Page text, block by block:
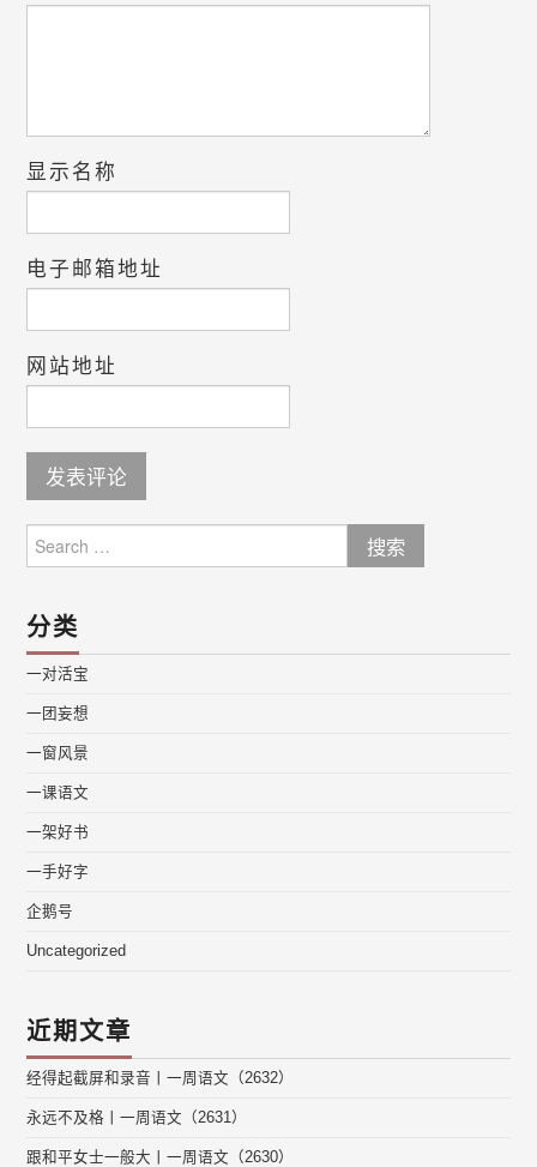
显示名称
电子邮箱地址
网站地址
for:
分类
一对活宝
一团妄想
一窗风景
一课语文
一架好书
一手好字
企鹅号
Uncategorized
近期文章
经得起截屏和录音丨一周语文（2632）
永远不及格丨一周语文（2631）
跟和平女士一般大丨一周语文（2630）